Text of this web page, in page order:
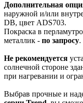
Дополнительная
наружной и/или
DB, цвет ADS703.
Покраска в
металлик - по запросу.
Не рекомендуется
солнечной стороне
при нагревании и
Выбрав прочные и